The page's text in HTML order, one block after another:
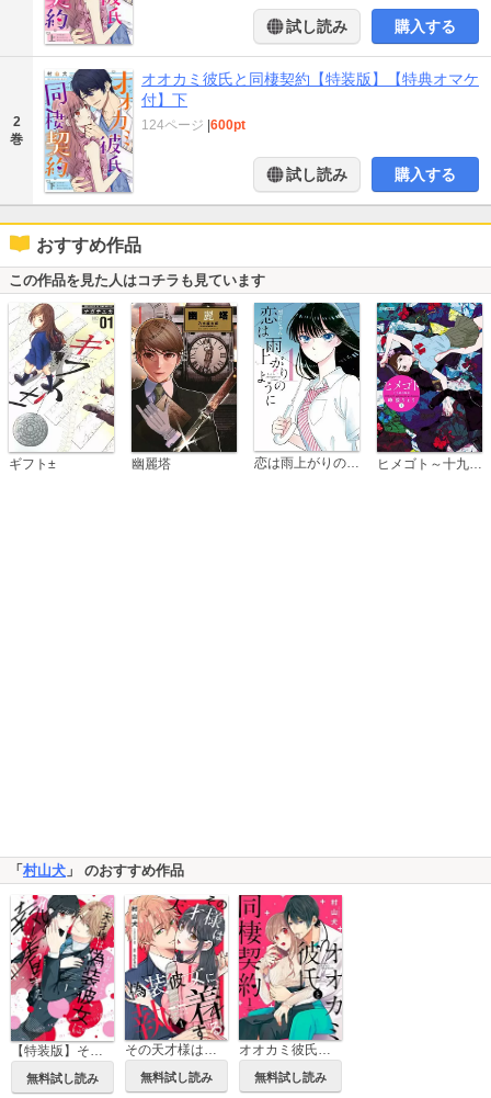
試し読み 購入する
2
巻
オオカミ彼氏と同棲契約【特装版】【特典オマケ
付】下
124ページ |600pt
試し読み 購入する
おすすめ作品
この作品を見た人はコチラも見ています
ギフト± 幽麗塔 恋は雨上がりのように
「村山犬 」 のおすすめ作品
【特装版】その天才様は偽装彼女に執着する
無料試し読み 無料試し読み 無料試し読み